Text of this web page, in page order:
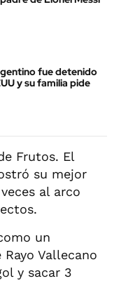
fue detenido
y su familia pide
Frutos. El
su mejor
al arco
un
Vallecano
y sacar 3